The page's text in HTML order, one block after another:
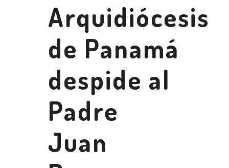
Arquidiócesis
de Panamá
despide al
Padre
Juan